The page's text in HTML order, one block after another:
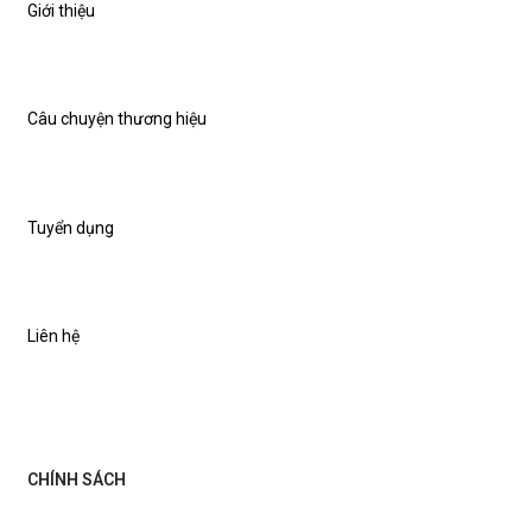
Giới thiệu
Câu chuyện thương hiệu
Tuyển dụng
Liên hệ
CHÍNH SÁCH